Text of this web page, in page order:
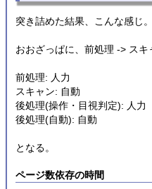
突き詰めた結果、こんな感じ。
おおざっぱに、前処理 -> スキ
前処理: 人力
スキャン: 自動
後処理(操作・目視判定): 人力
後処理(自動): 自動
となる。
ページ数依存の時間